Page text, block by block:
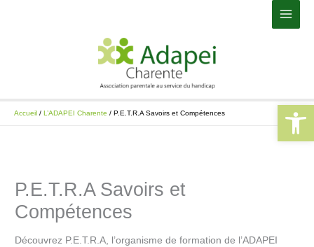
Ouvrir
Main
Accueil L’ADAPEI Charente P.E.T.R.A Savoirs et Compétences
P.E.T.R.A Savoirs et
Compétences
Découvrez P.E.T.R.A, l’organisme de formation de l’ADAPEI